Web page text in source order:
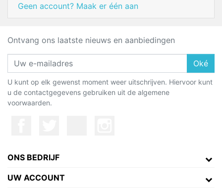
Geen account? Maak er één aan
Ontvang ons laatste nieuws en aanbiedingen
Oké
U kunt op elk gewenst moment weer uitschrijven. Hiervoor kunt
u de contactgegevens gebruiken uit de algemene
voorwaarden.
ONS BEDRIJF
UW ACCOUNT